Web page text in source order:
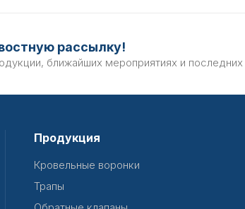
рассылку!
ближайших мероприятиях и последних
Продукция
Кровельные воронки
Трапы